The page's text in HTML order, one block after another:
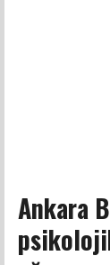
Ankara